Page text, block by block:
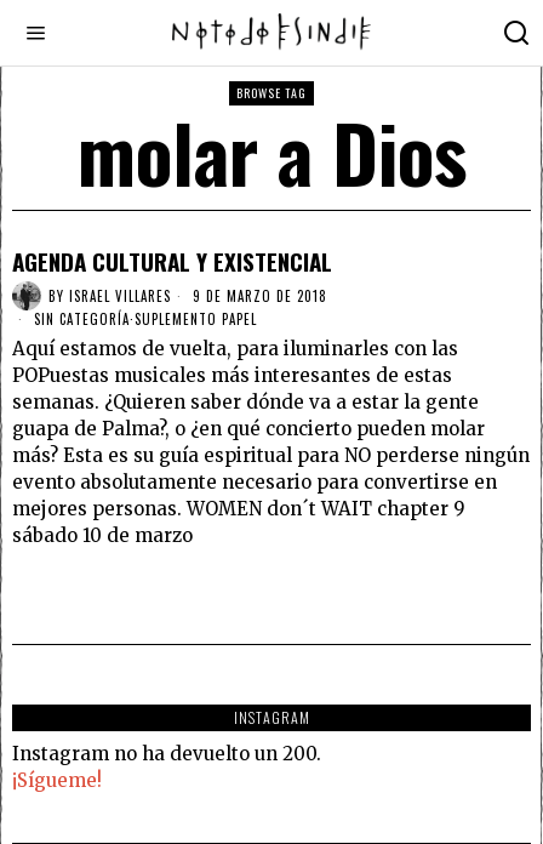
BROWSE TAG
molar a Dios
AGENDA CULTURAL Y EXISTENCIAL
BY ISRAEL VILLARES
9 DE MARZO DE 2018
SIN CATEGORÍA·SUPLEMENTO PAPEL
Aquí estamos de vuelta, para iluminarles con las
POPuestas musicales más interesantes de estas
semanas. ¿Quieren saber dónde va a estar la gente
guapa de Palma?, o ¿en qué concierto pueden molar
más? Esta es su guía espiritual para NO perderse ningún
evento absolutamente necesario para convertirse en
mejores personas. WOMEN don´t WAIT chapter 9
sábado 10 de marzo
INSTAGRAM
Instagram no ha devuelto un 200.
¡Sígueme!